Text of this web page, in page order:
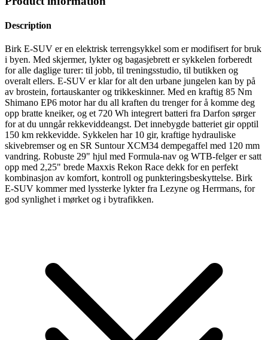
Description
Birk E-SUV er en elektrisk terrengsykkel som er modifisert for bruk
i byen. Med skjermer, lykter og bagasjebrett er sykkelen forberedt
for alle daglige turer: til jobb, til treningsstudio, til butikken og
overalt ellers. E-SUV er klar for alt den urbane jungelen kan by på
av brostein, fortauskanter og trikkeskinner. Med en kraftig 85 Nm
Shimano EP6 motor har du all kraften du trenger for å komme deg
opp bratte kneiker, og et 720 Wh integrert batteri fra Darfon sørger
for at du unngår rekkeviddeangst. Det innebygde batteriet gir opptil
150 km rekkevidde. Sykkelen har 10 gir, kraftige hydrauliske
skivebremser og en SR Suntour XCM34 dempegaffel med 120 mm
vandring. Robuste 29" hjul med Formula-nav og WTB-felger er satt
opp med 2,25" brede Maxxis Rekon Race dekk for en perfekt
kombinasjon av komfort, kontroll og punkteringsbeskyttelse. Birk
E-SUV kommer med lyssterke lykter fra Lezyne og Herrmans, for
god synlighet i mørket og i bytrafikken.